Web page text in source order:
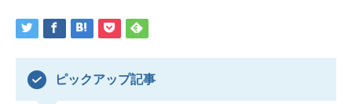
ピックアップ記事